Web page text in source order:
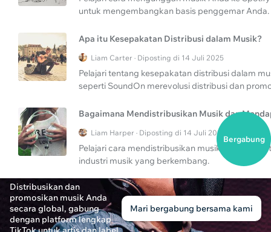
untuk mengembangkan basis penggemar Anda.
Apa itu Kesepakatan Distribusi dalam Musik?
Liam Carter · Diposting di 14 Juli 2025
Pelajari tentang kesepakatan distribusi dalam
seperti SoundOn merevolusi distribusi dan
Bagaimana Mendistribusikan Musik dan
Liam Harper · Diposting di 14 Juli 2025
Pelajari cara mendistribusikan musik secara
industri musik yang berkembang.
Cara Menjual Lagu Anda dengan Sukses
Oliver Green · Diposting di 31 Desember 2024
Pelajari cara menjual lagu Anda dengan sukses
Distribusikan dan
promosikan musik Anda
secara global, gabung
dengan platform lengkap
Mari bergabung bersama kami
Bergabung